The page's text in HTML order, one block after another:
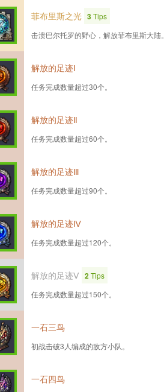
菲布里斯之光 3Tips
击溃巴尔托罗的野心，解放菲布里斯大陆。
解放的足迹Ⅰ
任务完成数量超过30个。
解放的足迹Ⅱ
任务完成数量超过60个。
解放的足迹Ⅲ
任务完成数量超过90个。
解放的足迹Ⅳ
任务完成数量超过120个。
解放的足迹Ⅴ 2Tips
任务完成数量超过150个。
一石三鸟
初战击破3人编成的敌方小队。
一石四鸟